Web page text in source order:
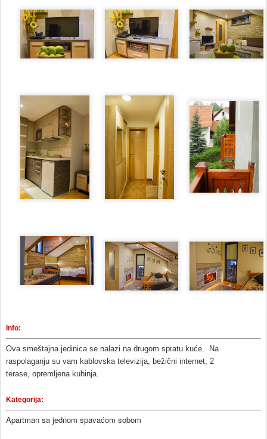
Info:
Ova smeštajna jedinica se nalazi na drugom spratu kuće. Na
raspolaganju su vam kablovska televizija, bežični internet, 2
terase, opremljena kuhinja
Kategorija:
Apartman sa jednom spavaćom sobom